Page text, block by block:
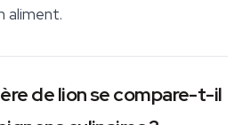
aliment.
de lion se compare-t-il